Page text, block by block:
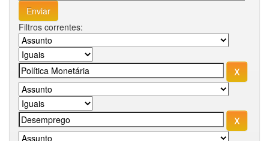
Filtros correntes: